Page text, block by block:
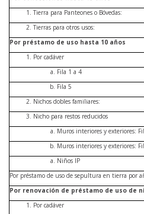
Tierra para Panteones o Bóvedas:
Tierras para otros usos:
Por préstamo de uso hasta 10 años
Por cadáver
Fila 1 a 4
Fila 5
Nichos dobles familiares:
Nicho para restos reducidos
Muros interiores y exteriores:
Muros interiores y exteriores:
Niños IP
Por préstamo de uso de sepultura en tierra por
Por renovación de préstamo de uso de
Por cadáver